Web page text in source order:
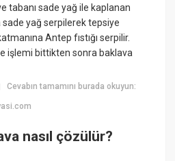
tabanı sade yağ ile kaplanan
sade yağ serpilerek tepsiye
Antep fıstığı serpilir.
işlemi bittikten sonra baklava
Cevabın tamamını burada okuyun:
nasıl çözülür?